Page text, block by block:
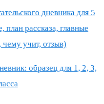
дневника для 5
план рассказа, главные
чему учит, отзыв)
образец для 1, 2, 3,